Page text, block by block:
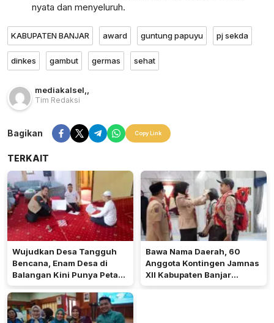
nyata dan menyeluruh.
KABUPATEN BANJAR award guntung papuyu pj sekda
dinkes gambut germas sehat
mediakalsel
Tim Redaksi
Bagikan Copy Link
TERKAIT
Wujudkan Desa Tangguh
Bencana, Enam Desa di
Balangan Kini Punya Peta
Jalur Evakuasi
Bawa Nama Daerah, 60
Anggota Kontingen Jamnas
XII Kabupaten Banjar
Diberangkatkan